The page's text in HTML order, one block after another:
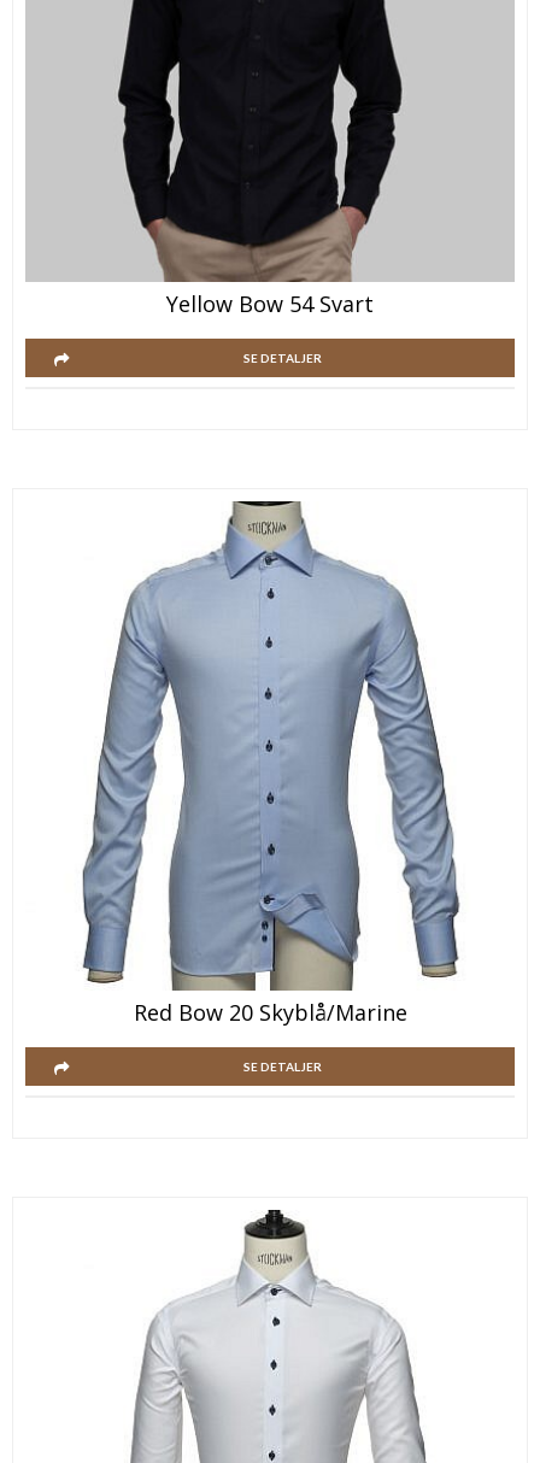
Yellow Bow 54 Svart
SE DETALJER
Red Bow 20 Skyblå/Marine
SE DETALJER